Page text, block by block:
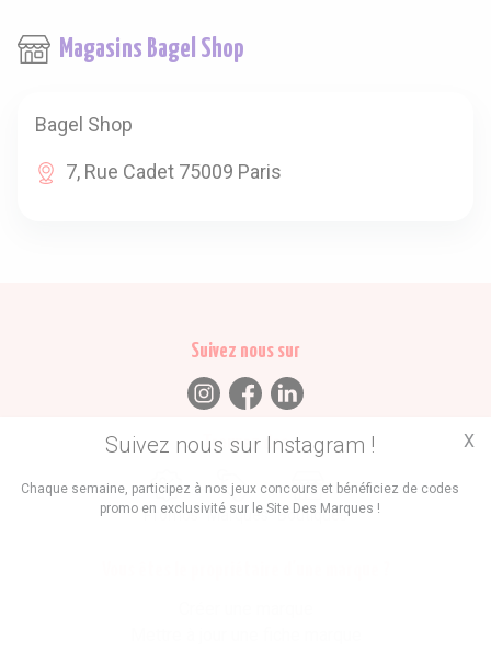
Magasins Bagel Shop
Bagel Shop
7, Rue Cadet 75009 Paris
Suivez nous sur Instagram !
Chaque semaine, participez à nos jeux concours et bénéficiez de codes
promo en exclusivité sur le Site Des Marques !
X
Suivez nous sur
Trouvez des
Promos Marques Boutiques